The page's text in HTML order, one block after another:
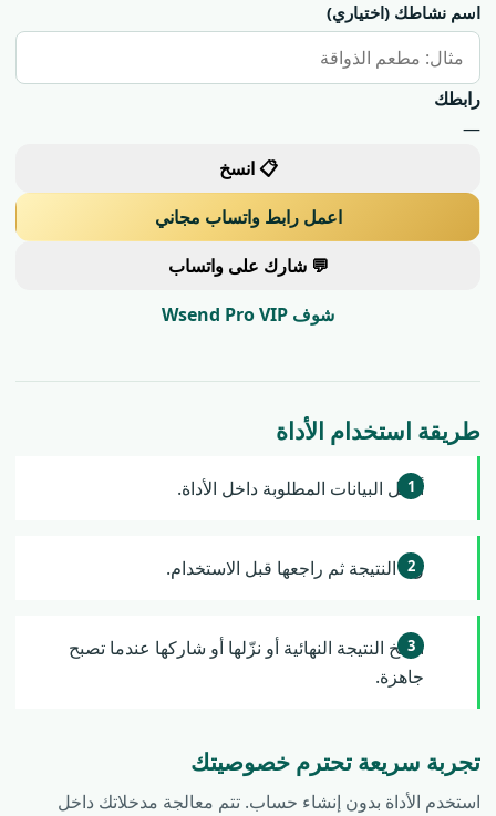
اسم نشاطك (اختياري)
رابطك
—
📋 انسخ
اعمل رابط واتساب مجاني
💬 شارك على واتساب
شوف Wsend Pro VIP
طريقة استخدام الأداة
أدخل البيانات المطلوبة داخل الأداة.
ولّد النتيجة ثم راجعها قبل الاستخدام.
انسخ النتيجة النهائية أو نزّلها أو شاركها عندما تصبح
جاهزة.
تجربة سريعة تحترم خصوصيتك
استخدم الأداة بدون إنشاء حساب. تتم معالجة مدخلاتك داخل